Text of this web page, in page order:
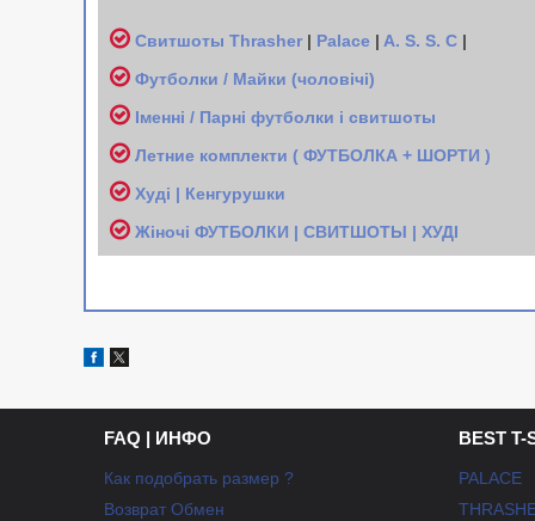
Свитшоты Thrasher | Palace | A. S. S. C |
Футболки / Майки (чоловічі)
Іменні / Парні футболки і свитшоты
Летние комплекти ( ФУТБОЛКА + ШОРТИ )
Худі | Кенгурушки
Жіночі ФУТБОЛКИ | СВИТШОТЫ | ХУДІ
FAQ | ИНФО
Как подобрать размер ?
Возврат Обмен
BEST T-
PALACE